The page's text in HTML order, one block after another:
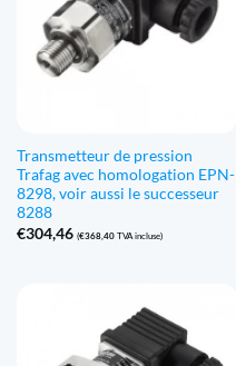
Transmetteur de pression
Trafag avec homologation EPN-
8298, voir aussi le successeur
8288
€304,46 (€368,40TVA incluse)